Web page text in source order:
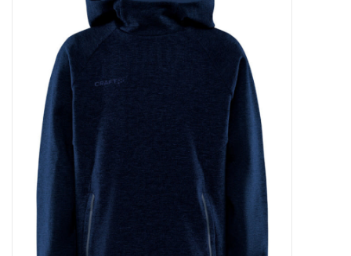
FITNESS & ULTIMATE SHAPE
Schaatsen
Rolschaatsen